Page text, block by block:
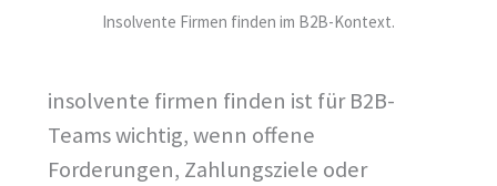
Insolvente Firmen finden im B2B-Kontext.
insolvente firmen finden ist für B2B-
Teams wichtig, wenn offene
Forderungen, Zahlungsziele oder